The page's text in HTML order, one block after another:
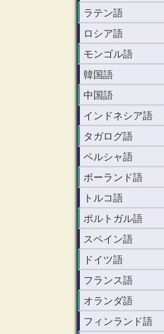
ラテン語
ロシア語
モンゴル語
韓国語
中国語
インドネシア語
タガログ語
ペルシャ語
ポーランド語
トルコ語
ポルトガル語
スペイン語
ドイツ語
フランス語
オランダ語
フィンランド語